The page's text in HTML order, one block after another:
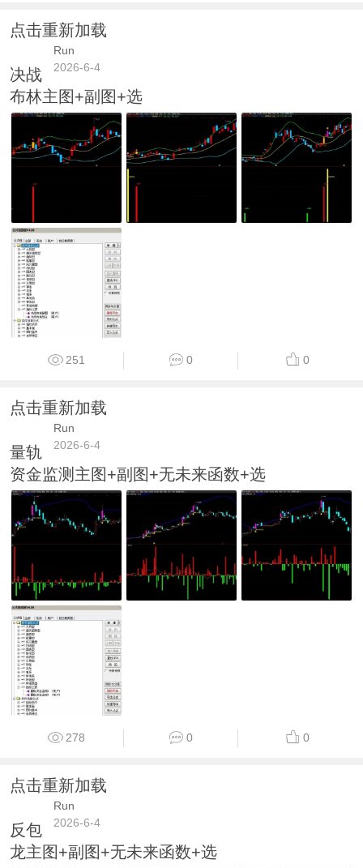
点击重新加载
Run
2026-6-4
决战
布林主图+副图+选
251 0 0
点击重新加载
Run
2026-6-4
量轨
资金监测主图+副图+无未来函数+选
278 0 0
点击重新加载
Run
2026-6-4
反包
龙主图+副图+无未来函数+选